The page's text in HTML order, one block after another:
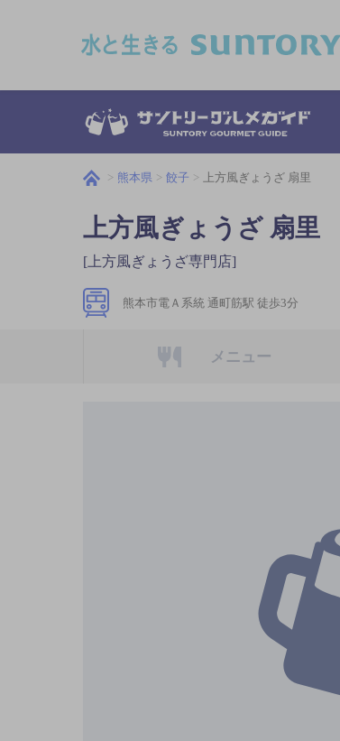
熊本県 餃子 上方風ぎょうざ 扇里
上方風ぎょうざ 扇里
[上方風ぎょうざ専門店]
熊本市電Ａ系統 通町筋駅 徒歩3分
メニュー